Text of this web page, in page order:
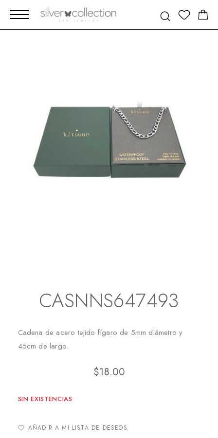
CASNNS647493
Cadena de acero tejido fígaro de 5mm diámetro y
45cm de largo.
$18.00
SIN EXISTENCIAS
AÑADIR A MI LISTA DE DESEOS